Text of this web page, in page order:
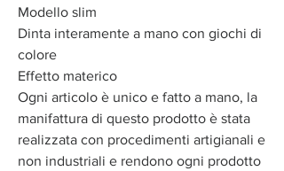
Modello slim
Dinta interamente a mano con giochi di
colore
Effetto materico
Ogni articolo è unico e fatto a mano, la
manifattura di questo prodotto è stata
realizzata con procedimenti artigianali e
non industriali e rendono ogni prodotto